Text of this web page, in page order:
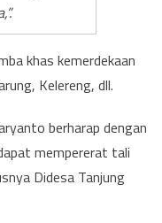
khas kemerdekaan
Kelereng, dll.
berharap dengan
mempererat tali
Didesa Tanjung